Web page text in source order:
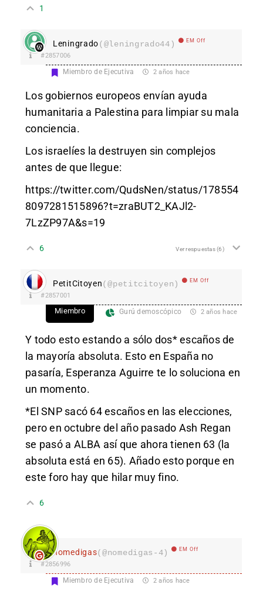
1
Leningrado(@leningrado44) EM Off
#2857006
Miembro de Ejecutiva 2 años hace
Los gobiernos europeos envían ayuda
humanitaria a Palestina para limpiar su mala
conciencia.
Los israelíes la destruyen sin complejos
antes de que llegue:
https://twitter.com/QudsNen/status/178554
8097281515896?t=zraBUT2_KAJl2-
7LzZP97A&s=19
6 Ver respuestas(6)
PetitCitoyen(@petitcitoyen) EM Off
#2857001
Miembro Gurú demoscópico 2 años hace
Y todo esto estando a sólo dos* escaños de
la mayoría absoluta. Esto en España no
pasaría, Esperanza Aguirre te lo soluciona en
un momento.
*El SNP sacó 64 escaños en las elecciones,
pero en octubre del año pasado Ash Regan
se pasó a ALBA así que ahora tienen 63 (la
absoluta está en 65). Añado esto porque en
este foro hay que hilar muy fino.
6
nomedigas(@nomedigas-4) EM Off
#2856996
Miembro de Ejecutiva 2 años hace